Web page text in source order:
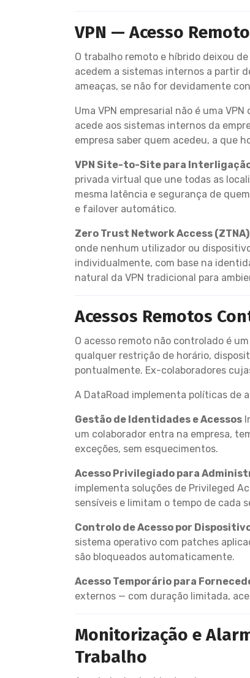
VPN — Acesso
O trabalho remoto e híbrido deixou
acedem a sistemas internos a partir
ameaças, se não for devidamente
Uma VPN empresarial não é uma
acede aos sistemas internos da
empresa saber quem acedeu, a que
VPN Site-to-Site para
privada virtual que une todas as
mesma latência e segurança de
e failover automático.
Zero Trust Network Access (ZTNA)
onde nenhum utilizador ou
individualmente, com base na
natural da VPN tradicional para
Acessos Remotos
O acesso remoto não controlado é
qualquer restrição de horário,
pontualmente. Ex-colaboradores
A DataRoad implementa políticas de
Gestão de Identidades e Acessos
um colaborador entra na empresa,
exceções, sem esquecimentos.
Acesso Privilegiado para
implementa soluções de Privileged
sensíveis e limitam o tempo de cada
Controlo de Acesso por
sistema operativo com patches
são bloqueados automaticamente.
Acesso Temporário para
externos — com duração limitada,
Monitorização e
Trabalho